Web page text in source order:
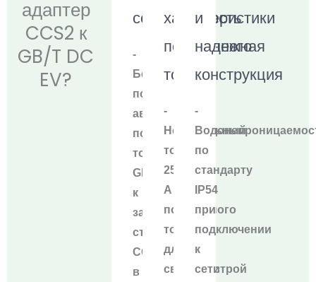
адаптер
CCS2 к
GB/T DC
EV?
совместимость
-
Бесшовное
подключение
автомобилей
постоянного
тока
GB/T
к
зарядным
станциям
CCS2
в
характеристики
постоянного
тока
-
Номинальный
ток:
250
А
постоянного
тока
для
сверхбыстрой
и
надежная
конструкция
-
по
стандарту
IP54
при
подключении
к
сети